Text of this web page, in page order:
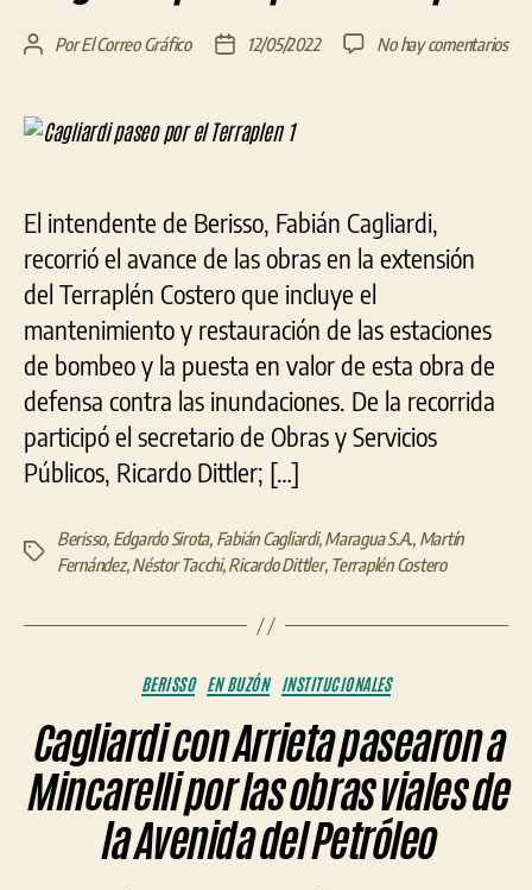
Autor
entrada
PorEl Correo Gráfico
Fecha
entrada
12/05/2022 No hay comentariosen
El intendente de Berisso, Fabián Cagliardi,
recorrió el avance de las obras en la extensión
del Terraplén Costero que incluye el
mantenimiento y restauración de las estaciones
de bombeo y la puesta en valor de esta obra de
defensa contra las inundaciones. De la recorrida
participó el secretario de Obras y Servicios
Públicos, Ricardo Dittler; […]
Etiquetas
Berisso, Edgardo Sirota, Fabián Cagliardi,Maragua S.A., Martín
Fernández,Néstor Tacchi,Ricardo Dittler, Terraplén Costero
Categorías
BERISSO EN BUZÓN INSTITUCIONALES
Cagliardi con Arrieta pasearon a
Mincarelli por las obras viales de
la Avenida del Petróleo